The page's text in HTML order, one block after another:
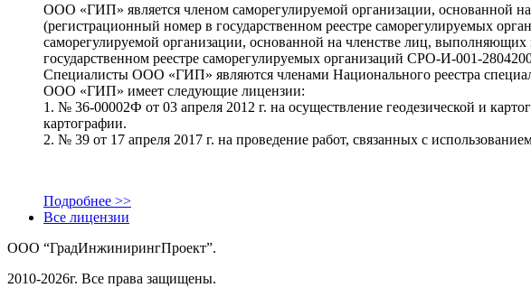
ООО «ГИП» является членом саморегулируемой организации, основанной
(регистрационный номер в государственном реестре саморегулируемых
саморегулируемой организации, основанной на членстве лиц,
государственном реестре саморегулируемых организаций СРО-И-001-
Специалисты ООО «ГИП» являются членами Национального реестра
ООО «ГИП» имеет следующие лицензии:
1. № 36-00002Ф от 03 апреля 2012 г. на осуществление геодезической и
картографии.
2. № 39 от 17 апреля 2017 г. на проведение работ, связанных с
Подробнее >>
Все лицензии
ООО “ГрадИнжинирингПроект”.
2010-2026г. Все права защищены.